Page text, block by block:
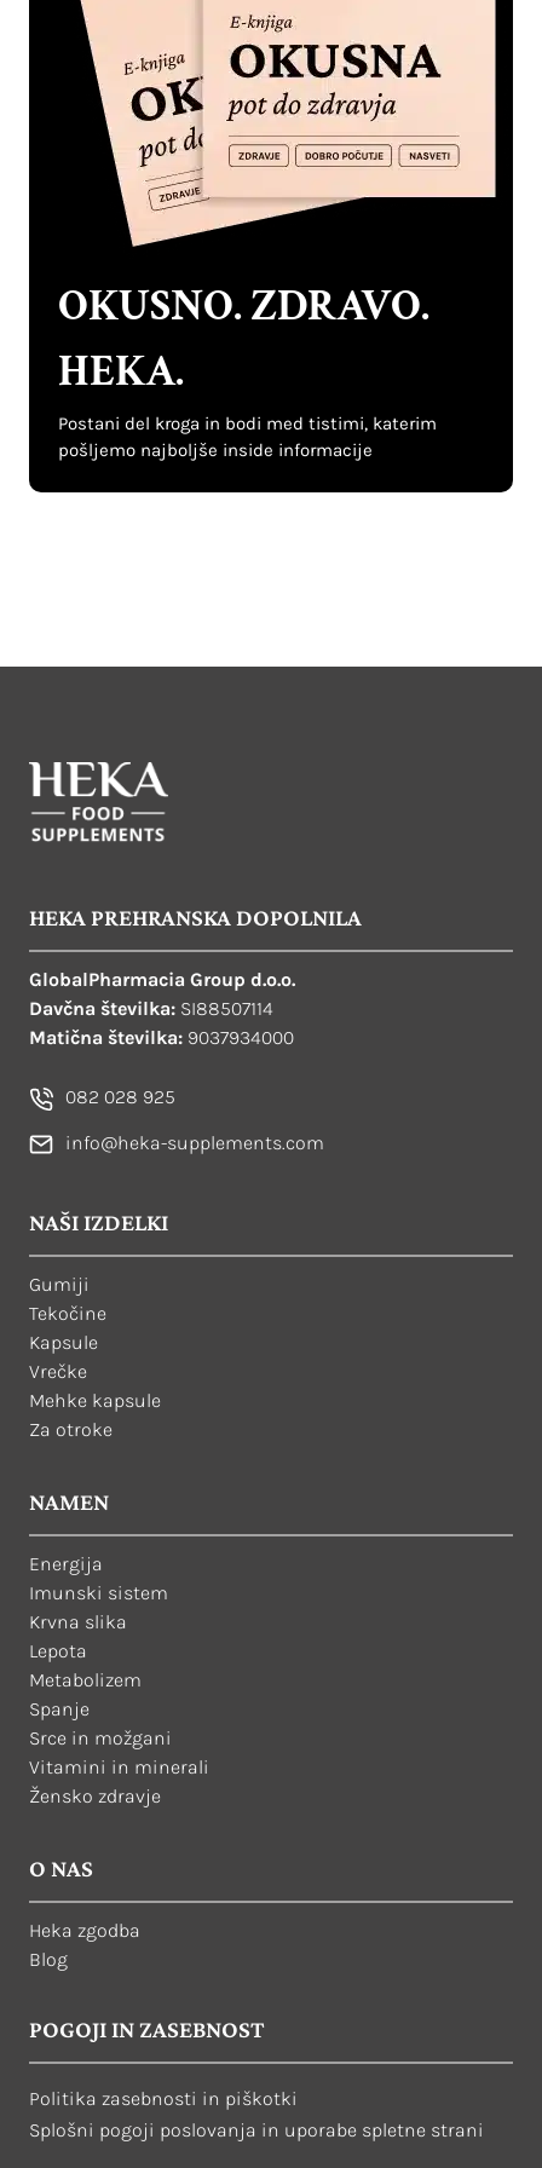
OKUSNO. ZDRAVO.
HEKA.
Postani del kroga in bodi med tistimi, katerim
pošljemo najboljše inside informacije
HEKA PREHRANSKA DOPOLNILA
GlobalPharmacia Group d.o.o.
Davčna številka: SI88507114
Matična številka: 9037934000
082 028 925
info@heka-supplements.com
NAŠI IZDELKI
Gumiji
Tekočine
Kapsule
Vrečke
Mehke kapsule
Za otroke
NAMEN
Energija
Imunski sistem
Krvna slika
Lepota
Metabolizem
Spanje
Srce in možgani
Vitamini in minerali
Žensko zdravje
O NAS
Heka zgodba
Blog
POGOJI IN ZASEBNOST
Politika zasebnosti in piškotki
Splošni pogoji poslovanja in uporabe spletne strani